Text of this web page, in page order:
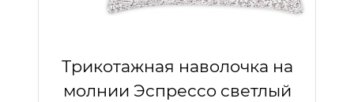
Трикотажная наволочка на
молнии Эспрессо светлый